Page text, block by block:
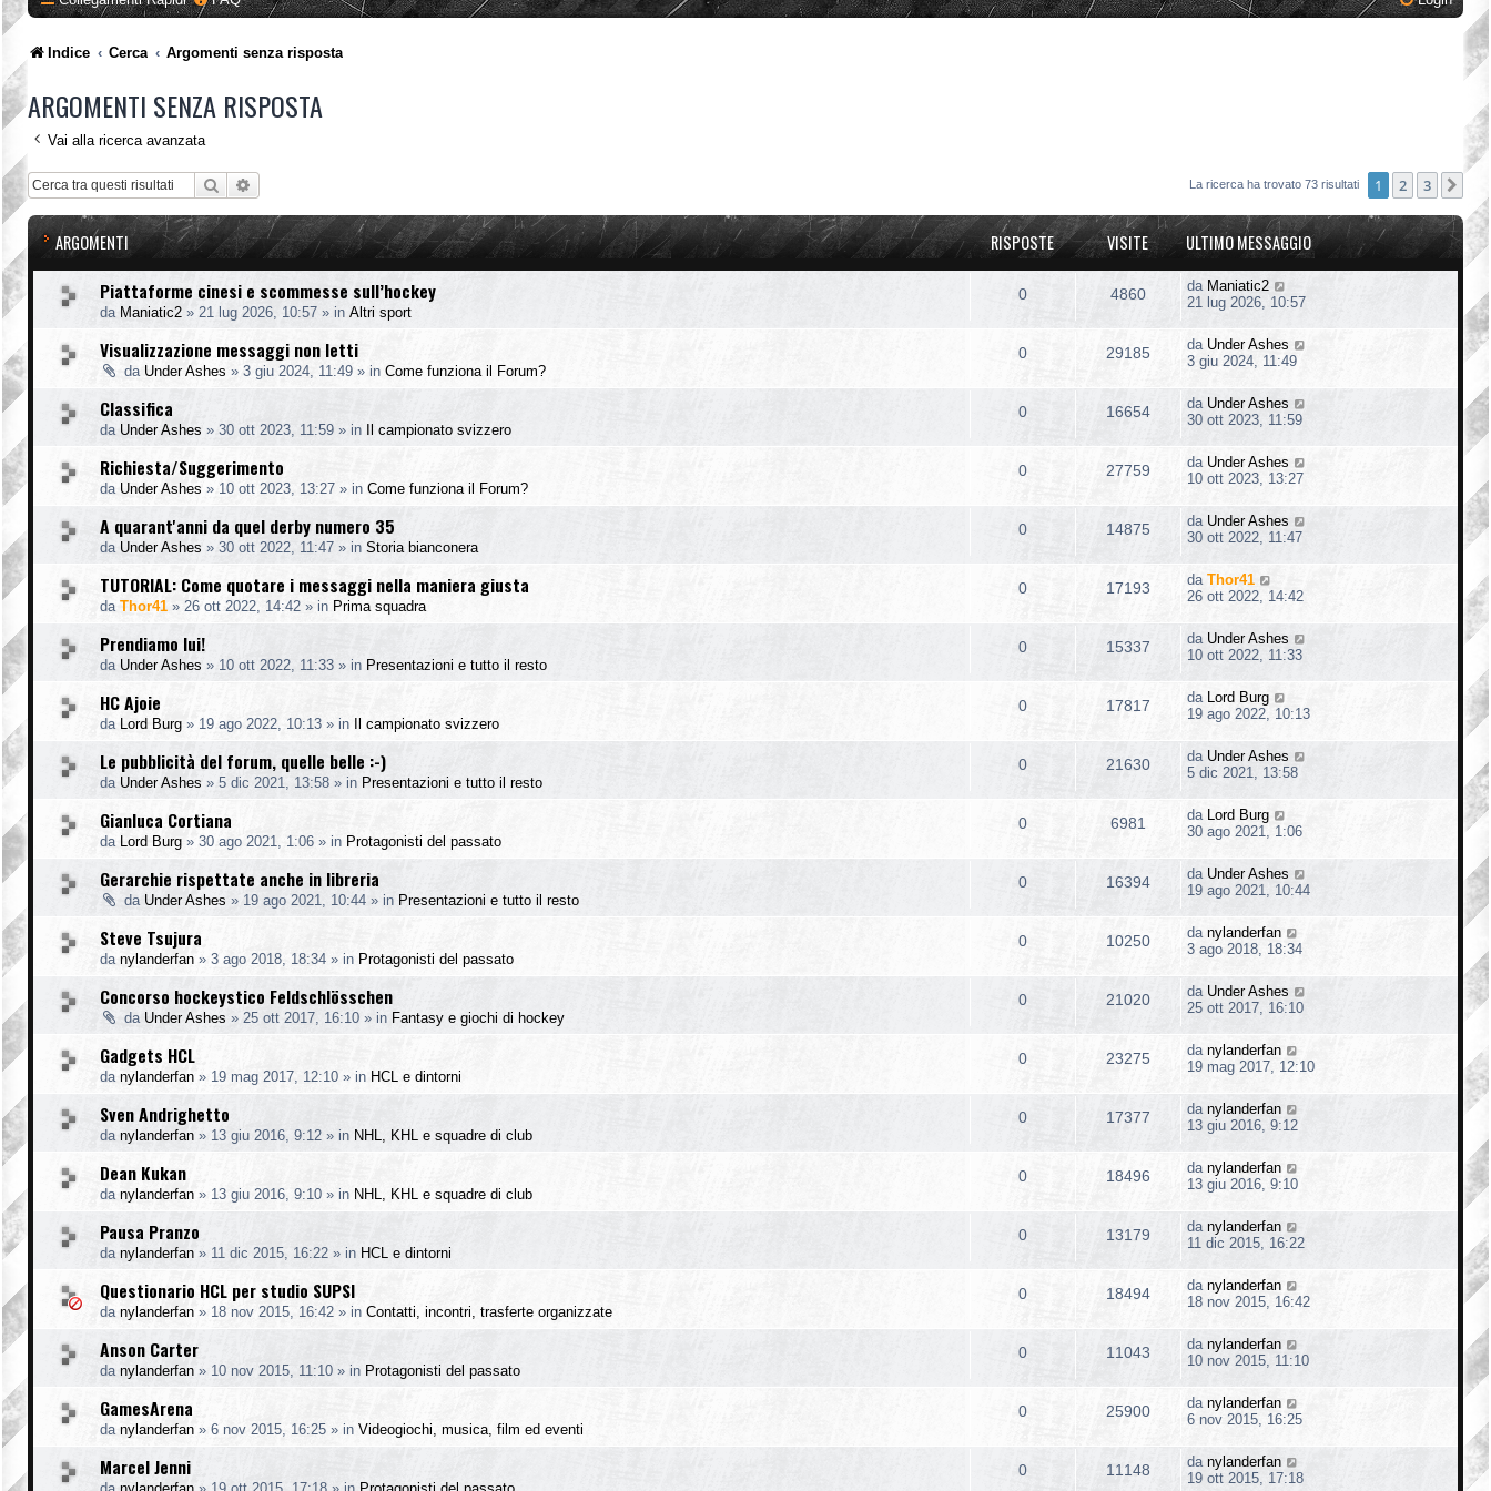
Indice Cerca Argomenti senza risposta
ARGOMENTI SENZA RISPOSTA
Vai alla ricerca avanzata
Cerca La ricerca ha trovato 73 risultati 1 2 3
ARGOMENTI RISPOSTE VISITE ULTIMO MESSAGGIO
Piattaforme cinesi e scommesse sull’hockey
da Maniatic2 » 21 lug 2026, 10:57 » in Altri sport
0 4860 da Maniatic2
21 lug 2026, 10:57
Visualizzazione messaggi non letti
da Under Ashes » 3 giu 2024, 11:49 » in Come funziona il Forum?
0 29185 da Under Ashes
3 giu 2024, 11:49
Classifica
da Under Ashes » 30 ott 2023, 11:59 » in Il campionato svizzero
0 16654 da Under Ashes
30 ott 2023, 11:59
Richiesta/Suggerimento
da Under Ashes » 10 ott 2023, 13:27 » in Come funziona il Forum?
0 27759 da Under Ashes
10 ott 2023, 13:27
A quarant'anni da quel derby numero 35
da Under Ashes » 30 ott 2022, 11:47 » in Storia bianconera
0 14875 da Under Ashes
30 ott 2022, 11:47
TUTORIAL: Come quotare i messaggi nella maniera giusta
da Thor41 » 26 ott 2022, 14:42 » in Prima squadra
0 17193 da Thor41
26 ott 2022, 14:42
Prendiamo lui!
da Under Ashes » 10 ott 2022, 11:33 » in Presentazioni e tutto il resto
0 15337 da Under Ashes
10 ott 2022, 11:33
HC Ajoie
da Lord Burg » 19 ago 2022, 10:13 » in Il campionato svizzero
0 17817 da Lord Burg
19 ago 2022, 10:13
Le pubblicità del forum, quelle belle :-)
da Under Ashes » 5 dic 2021, 13:58 » in Presentazioni e tutto il resto
0 21630 da Under Ashes
5 dic 2021, 13:58
Gianluca Cortiana
da Lord Burg » 30 ago 2021, 1:06 » in Protagonisti del passato
0 6981 da Lord Burg
30 ago 2021, 1:06
Gerarchie rispettate anche in libreria
da Under Ashes » 19 ago 2021, 10:44 » in Presentazioni e tutto il resto
0 16394 da Under Ashes
19 ago 2021, 10:44
Steve Tsujura
da nylanderfan » 3 ago 2018, 18:34 » in Protagonisti del passato
0 10250 da nylanderfan
3 ago 2018, 18:34
Concorso hockeystico Feldschlösschen
da Under Ashes » 25 ott 2017, 16:10 » in Fantasy e giochi di hockey
0 21020 da Under Ashes
25 ott 2017, 16:10
Gadgets HCL
da nylanderfan » 19 mag 2017, 12:10 » in HCL e dintorni
0 23275 da nylanderfan
19 mag 2017, 12:10
Sven Andrighetto
da nylanderfan » 13 giu 2016, 9:12 » in NHL, KHL e squadre di club
0 17377 da nylanderfan
13 giu 2016, 9:12
Dean Kukan
da nylanderfan » 13 giu 2016, 9:10 » in NHL, KHL e squadre di club
0 18496 da nylanderfan
13 giu 2016, 9:10
Pausa Pranzo
da nylanderfan » 11 dic 2015, 16:22 » in HCL e dintorni
0 13179 da nylanderfan
11 dic 2015, 16:22
Questionario HCL per studio SUPSI
da nylanderfan » 18 nov 2015, 16:42 » in Contatti, incontri, trasferte organizzate
0 18494 da nylanderfan
18 nov 2015, 16:42
Anson Carter
da nylanderfan » 10 nov 2015, 11:10 » in Protagonisti del passato
0 11043 da nylanderfan
10 nov 2015, 11:10
GamesArena
da nylanderfan » 6 nov 2015, 16:25 » in Videogiochi, musica, film ed eventi
0 25900 da nylanderfan
6 nov 2015, 16:25
Marcel Jenni 0 11148 da nylanderfan
19 ott 2015, 17:18